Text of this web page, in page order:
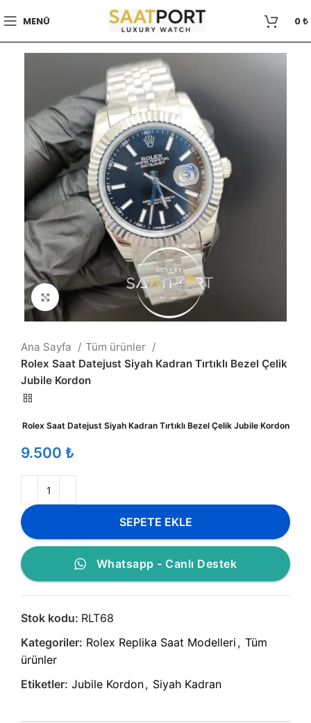
MENÜ 0₺
Büyütmek için tıklayın
Ana Sayfa
Tüm ürünler
Rolex Saat Datejust Siyah Kadran Tırtıklı Bezel Çelik
Jubile Kordon
Rolex Saat Datejust Siyah Kadran Tırtıklı Bezel Çelik Jubile Kordon
₺
SEPETE EKLE
Whatsapp - Canlı Destek
Stok kodu: RLT68
Kategoriler: Rolex Replika Saat Modelleri , Tüm
ürünler
Etiketler: Jubile Kordon, Siyah Kadran